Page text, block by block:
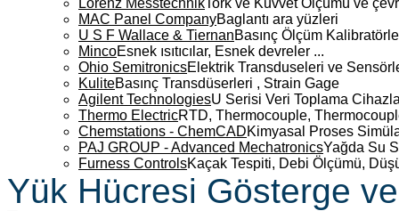
Lorenz MesstechnikTork ve Kuvvet Ölçümü ve
MAC Panel CompanyBaglantı ara yüzleri
U S F Wallace & TiernanBasınç Ölçüm
MincoEsnek ısıtıcılar, Esnek devreler ...
Ohio SemitronicsElektrik Transduseleri ve
KuliteBasınç Transdüserleri , Strain Gage
Agilent TechnologiesU Serisi Veri Toplama
Thermo ElectricRTD, Thermocouple,
Chemstations - ChemCADKimyasal Proses
PAJ GROUP - Advanced MechatronicsYağda Su
Furness ControlsKaçak Tespiti, Debi Ölçümü,
Yük Hücresi Gösterge